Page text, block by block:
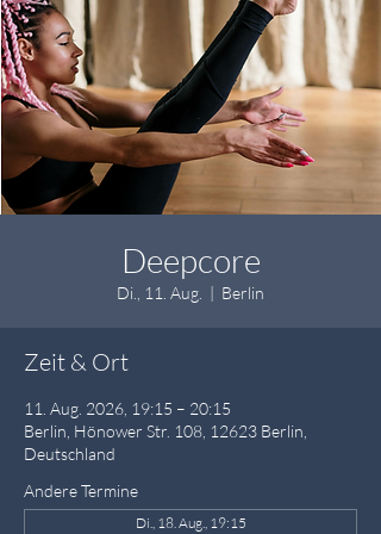
Deepcore
Di., 11. Aug.
  |
Berlin
Zeit & Ort
11. Aug. 2026, 19:15 – 20:15
Berlin, Hönower Str. 108, 12623 Berlin,
Deutschland
Andere Termine
Di., 18. Aug., 19:15